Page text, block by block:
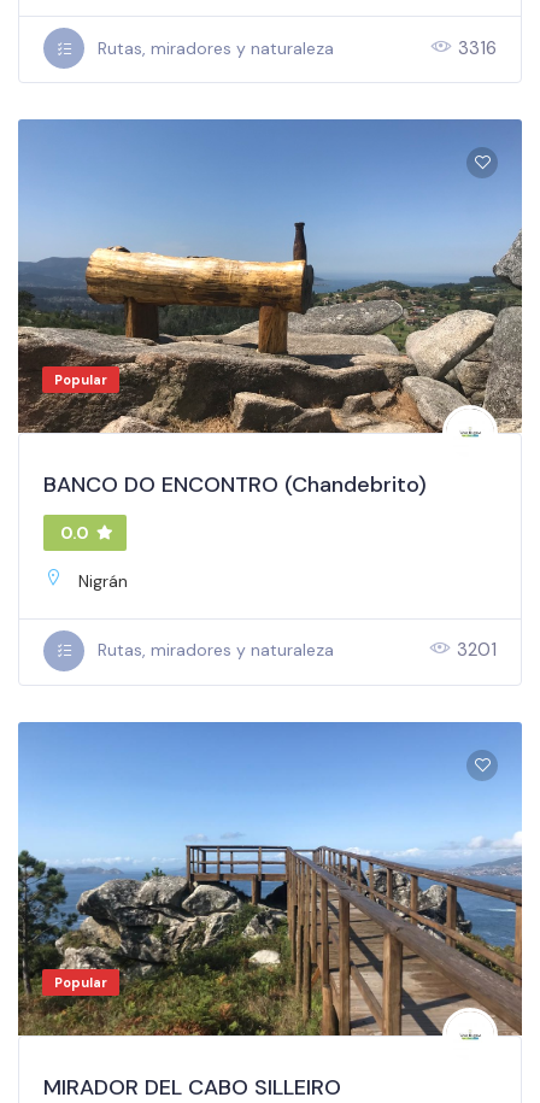
Rutas, miradores y naturaleza 3316
Popular
BANCO DO ENCONTRO (Chandebrito)
0.0
Nigrán
Rutas, miradores y naturaleza 3201
Popular
MIRADOR DEL CABO SILLEIRO